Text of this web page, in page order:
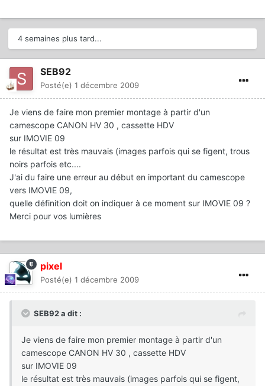
4 semaines plus tard...
SEB92
Posté(e) 1 décembre 2009
Je viens de faire mon premier montage à partir d'un
camescope CANON HV 30 , cassette HDV
sur IMOVIE 09
le résultat est très mauvais (images parfois qui se figent, trous
noirs parfois etc....
J'ai du faire une erreur au début en important du camescope
vers IMOVIE 09,
quelle définition doit on indiquer à ce moment sur IMOVIE 09 ?
Merci pour vos lumières
pixel
Posté(e) 1 décembre 2009
SEB92 a dit :
Je viens de faire mon premier montage à partir d'un
camescope CANON HV 30 , cassette HDV
sur IMOVIE 09
le résultat est très mauvais (images parfois qui se figent,